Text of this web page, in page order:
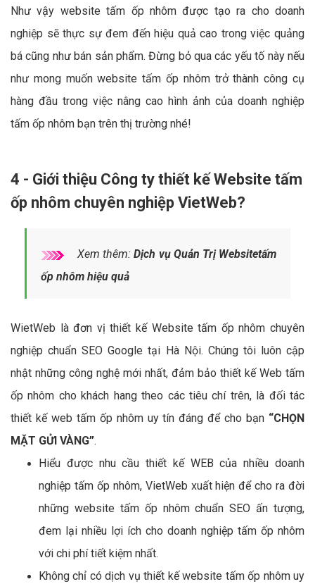
Như vậy website tấm ốp nhôm được tạo ra cho doanh
nghiệp sẽ thực sự đem đến hiệu quả cao trong việc quảng
bá cũng như bán sản phẩm. Đừng bỏ qua các yếu tố này nếu
như mong muốn website tấm ốp nhôm trở thành công cụ
hàng đầu trong việc nâng cao hình ảnh của doanh nghiệp
tấm ốp nhôm bạn trên thị trường nhé!
4 - Giới thiệu Công ty thiết kế Website tấm
ốp nhôm chuyên nghiệp VietWeb?
Xem thêm:Dịch vụ Quản Trị Websitetấm
ốp nhôm hiệu quả
WietWeb là đơn vị thiết kế Website tấm ốp nhôm chuyên
nghiệp chuẩn SEO Google tại Hà Nội. Chúng tôi luôn cập
nhật những công nghệ mới nhất, đảm bảo thiết kế Web tấm
ốp nhôm cho khách hang theo các tiêu chí trên, là đối tác
thiết kế web tấm ốp nhôm uy tín đáng để cho bạn “CHỌN
MẶT GỬI VÀNG”.
Hiểu được nhu cầu thiết kế WEB của nhiều doanh
nghiệp tấm ốp nhôm, VietWeb xuất hiện để cho ra đời
những website tấm ốp nhôm chuẩn SEO ấn tượng,
đem lại nhiều lợi ích cho doanh nghiệp tấm ốp nhôm
với chi phí tiết kiệm nhất.
Không chỉ có dịch vụ thiết kế website tấm ốp nhôm uy